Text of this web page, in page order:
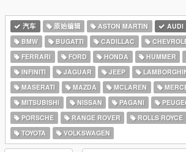
汽车 原始编辑 ASTON MARTIN AUDI
BMW
BUGATTI CADILLAC
FERRARI
FORD HONDA HUMMER
INFINITI
JAGUAR JEEP
MASERATI
MAZDA MCLAREN
MITSUBISHI
NISSAN PAGANI
PORSCHE
RANGE ROVER ROLLS ROYCE
TOYOTA
VOLKSWAGEN